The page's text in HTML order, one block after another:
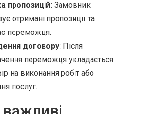
пропозицій: Замовник
отримані пропозиції та
переможця.
договору: Після
переможця укладається
на виконання робіт або
послуг.